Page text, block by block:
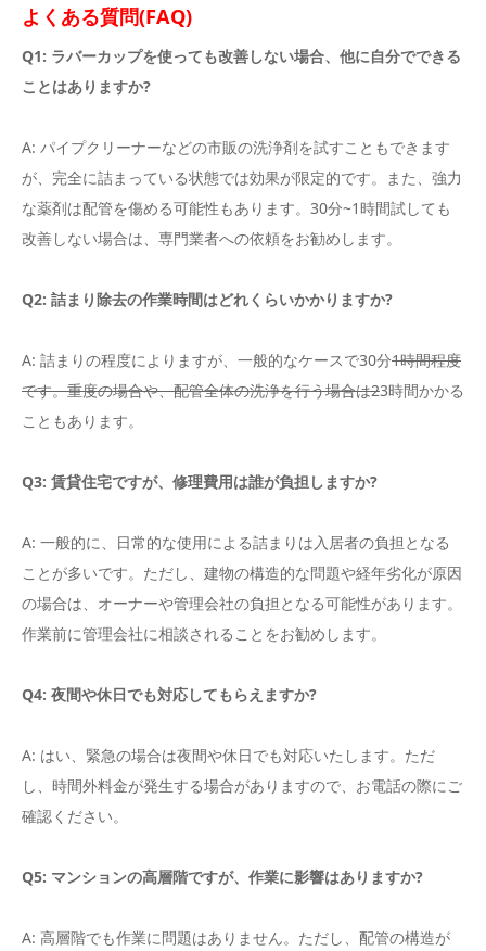
よくある質問(FAQ)
Q1: ラバーカップを使っても改善しない場合、他に自分でできる
ことはありますか?
A: パイプクリーナーなどの市販の洗浄剤を試すこともできます
が、完全に詰まっている状態では効果が限定的です。また、強力
な薬剤は配管を傷める可能性もあります。30分~1時間試しても
改善しない場合は、専門業者への依頼をお勧めします。
Q2: 詰まり除去の作業時間はどれくらいかかりますか?
A: 詰まりの程度によりますが、一般的なケースで30分1時間程度
です。重度の場合や、配管全体の洗浄を行う場合は23時間かかる
こともあります。
Q3: 賃貸住宅ですが、修理費用は誰が負担しますか?
A: 一般的に、日常的な使用による詰まりは入居者の負担となる
ことが多いです。ただし、建物の構造的な問題や経年劣化が原因
の場合は、オーナーや管理会社の負担となる可能性があります。
作業前に管理会社に相談されることをお勧めします。
Q4: 夜間や休日でも対応してもらえますか?
A: はい、緊急の場合は夜間や休日でも対応いたします。ただ
し、時間外料金が発生する場合がありますので、お電話の際にご
確認ください。
Q5: マンションの高層階ですが、作業に影響はありますか?
A: 高層階でも作業に問題はありません。ただし、配管の構造が